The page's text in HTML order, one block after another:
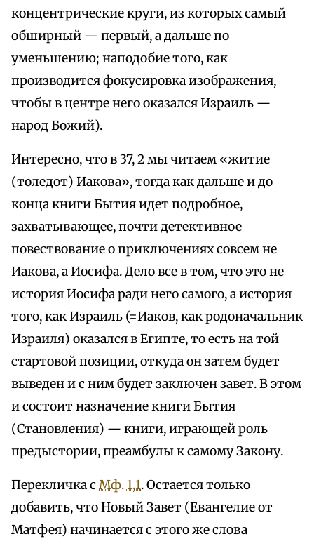
концентрические круги, из которых самый
обширный — первый, а дальше по
уменьшению; наподобие того, как
производится фокусировка изображения,
чтобы в центре него оказался Израиль —
народ Божий).
Интересно, что в 37, 2 мы читаем «житие
(толедот) Иакова», тогда как дальше и до
конца книги Бытия идет подробное,
захватывающее, почти детективное
повествование о приключениях совсем не
Иакова, а Иосифа. Дело все в том, что это не
история Иосифа ради него самого, а история
того, как Израиль (=Иаков, как родоначальник
Израиля) оказался в Египте, то есть на той
стартовой позиции, откуда он затем будет
выведен и с ним будет заключен завет. В этом
и состоит назначение книги Бытия
(Становления) — книги, играющей роль
предыстории, преамбулы к самому Закону.
Перекличка сМф. 1,1. Остается только
добавить, что Новый Завет (Евангелие от
Матфея) начинается с этого же слова